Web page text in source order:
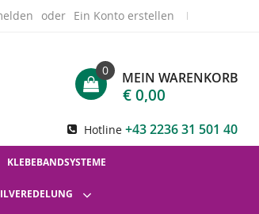
Ein Konto erstellen
MEIN WARENKORB
0
€ 0,00
Hotline +43 2236 31 501 40
KLEBEBANDSYSTEME